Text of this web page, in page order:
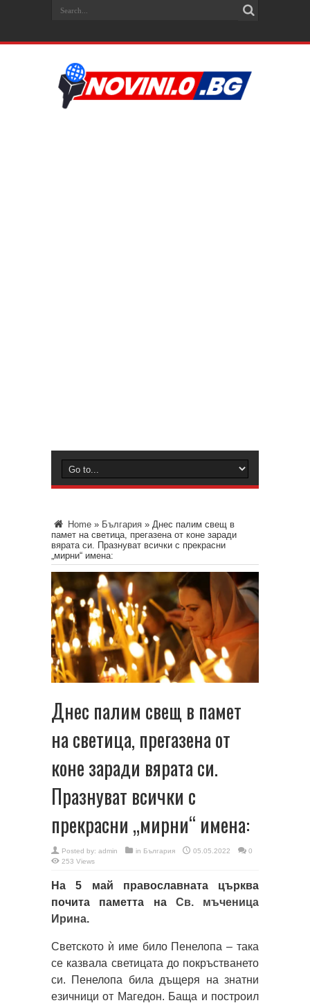
Home » България » Днес палим свещ в
памет на светица, прегазена от коне заради
вярата си. Празнуват всички с прекрасни
„мирни“ имена:
Днес палим свещ в памет
на светица, прегазена от
коне заради вярата си.
Празнуват всички с
прекрасни „мирни“ имена:
Posted by: admin in България 05.05.2022
0
253 Views
На 5 май православната църква
почита паметта на Св. мъченица
Ирина.
Светското ѝ име било Пенелопа – така
се казвала светицата до покръстването
си. Пенелопа била дъщеря на знатни
езичници от Магедон. Баща и построил